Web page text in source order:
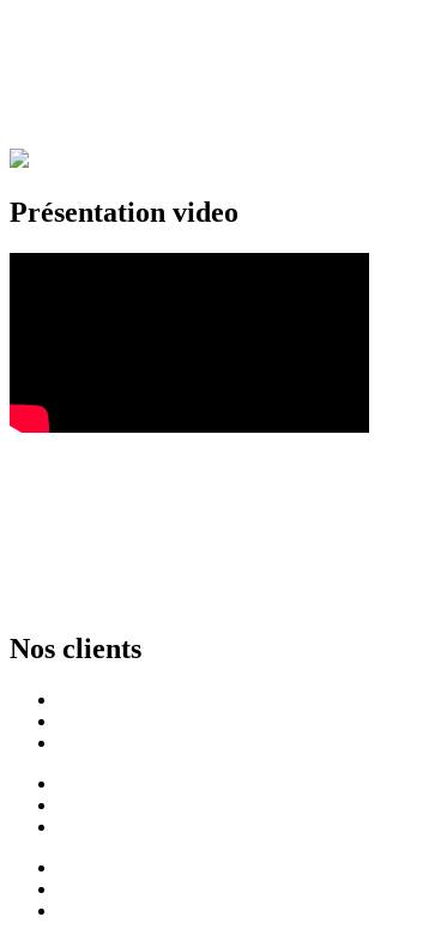
Présentation video
Nos clients